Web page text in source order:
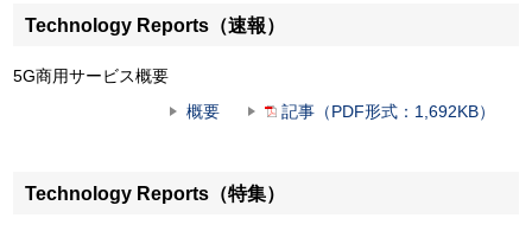
Technology Reports（速報）
5G商用サービス概要
概要
記事（PDF形式：1,692KB）
Technology Reports（特集）